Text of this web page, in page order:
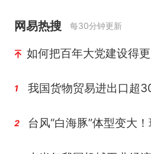
网易热搜 每30分钟更新
如何把百年大党建设得
1 我国货物贸易进出口超
2